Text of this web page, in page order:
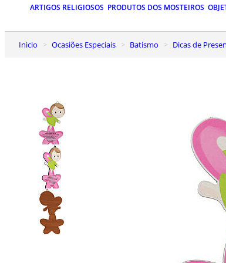
ARTIGOS RELIGIOSOS PRODUTOS DOS MOSTEIROS
Inicio Ocasiões Especiais Batismo Dicas de